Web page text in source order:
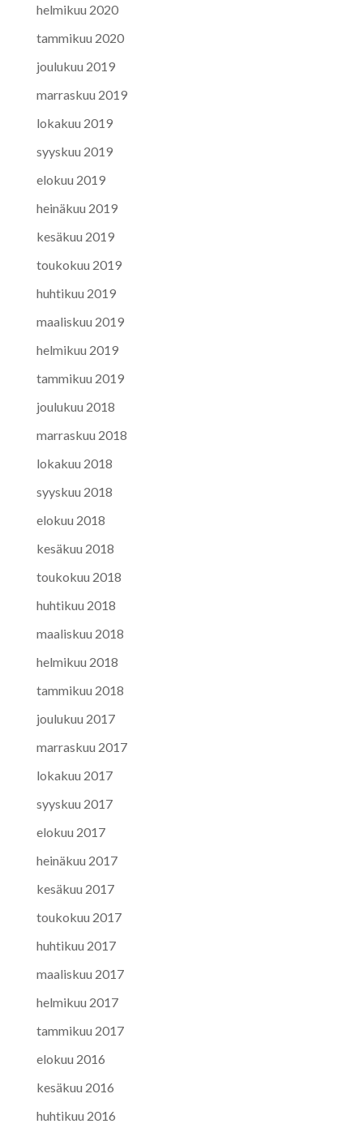
helmikuu 2020
tammikuu 2020
joulukuu 2019
marraskuu 2019
lokakuu 2019
syyskuu 2019
elokuu 2019
heinäkuu 2019
kesäkuu 2019
toukokuu 2019
huhtikuu 2019
maaliskuu 2019
helmikuu 2019
tammikuu 2019
joulukuu 2018
marraskuu 2018
lokakuu 2018
syyskuu 2018
elokuu 2018
kesäkuu 2018
toukokuu 2018
huhtikuu 2018
maaliskuu 2018
helmikuu 2018
tammikuu 2018
joulukuu 2017
marraskuu 2017
lokakuu 2017
syyskuu 2017
elokuu 2017
heinäkuu 2017
kesäkuu 2017
toukokuu 2017
huhtikuu 2017
maaliskuu 2017
helmikuu 2017
tammikuu 2017
elokuu 2016
kesäkuu 2016
huhtikuu 2016